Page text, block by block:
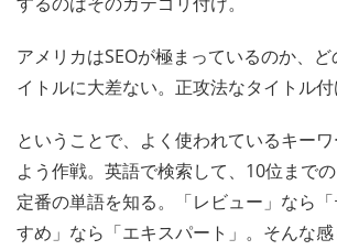
アメリカはSEOが極まっているのか、
イトルに大差ない。正攻法なタイトル付
ということで、よく使われているキー
よう作戦。英語で検索して、10位までの
定番の単語を知る。「レビュー」なら
すめ」なら「エキスパート」。そんな感